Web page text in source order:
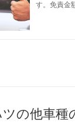
す。免責金
の他車種